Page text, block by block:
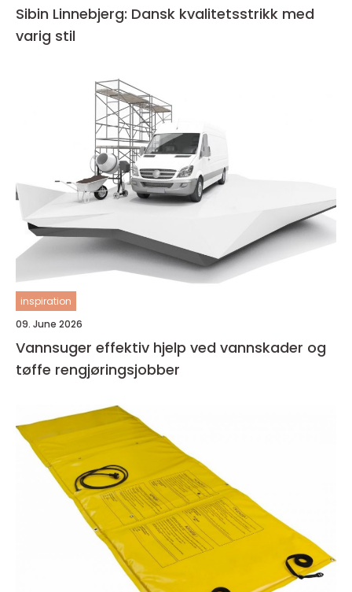
Sibin Linnebjerg: Dansk kvalitetsstrikk med
varig stil
inspiration
09. June 2026
Vannsuger effektiv hjelp ved vannskader og
tøffe rengjøringsjobber